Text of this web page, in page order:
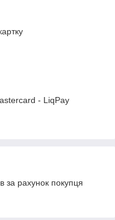
- LiqPay
за рахунок покупця